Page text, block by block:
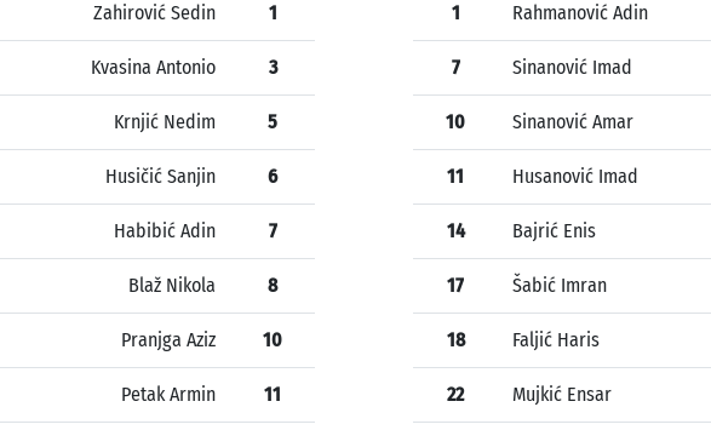
Zahirović Sedin 1
Kvasina Antonio 3
Krnjić Nedim 5
Husičić Sanjin 6
Habibić Adin 7
Blaž Nikola 8
Pranjga Aziz 10
Petak Armin 11
1 Rahmanović Adin
7 Sinanović Imad
10 Sinanović Amar
11 Husanović Imad
14 Bajrić Enis
17 Šabić Imran
18 Faljić Haris
22 Mujkić Ensar